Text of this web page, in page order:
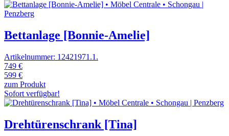
Bettanlage [Bonnie-Amelie]
Artikelnummer: 12421971.1.
749 €
599 €
zum Produkt
Sofort verfügbar!
Drehtürenschrank [Tina]